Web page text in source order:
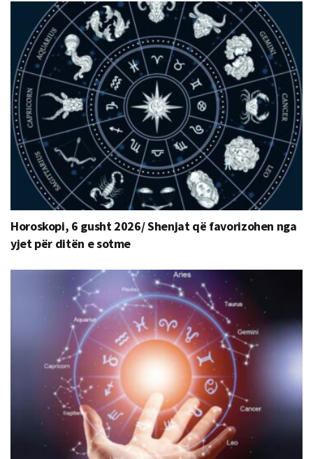
Horoskopi, 6 gusht 2026/ Shenjat që favorizohen nga
yjet për ditën e sotme